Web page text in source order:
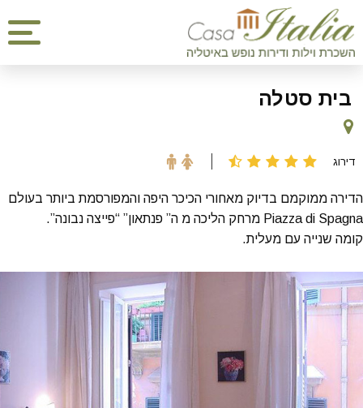
בית סטלה
דירוג
הדירה ממוקמם בדיוק מאחורי הכיכר היפה והמפורסמת ביותר בעולם
Piazza di Spagna מרחק הליכה מ ה” פנתאון” “פייצה נבונה”.
קומה שנייה עם מעלית.